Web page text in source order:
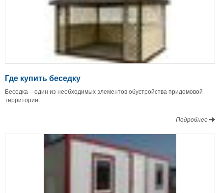
Где купить беседку
Беседка – один из необходимых элементов обустройства придомовой
территории.
Подробнее